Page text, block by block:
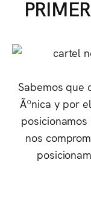
Sabemos que
Ãºnica y por
nos